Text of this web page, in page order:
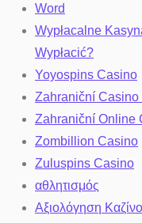
Word
Wypłacalne
Wypłacić?
Yoyospins Casino
Zahraniční
Zahraniční Online
Zombillion Casino
Zuluspins Casino
αθλητισμός
Αξιολόγηση